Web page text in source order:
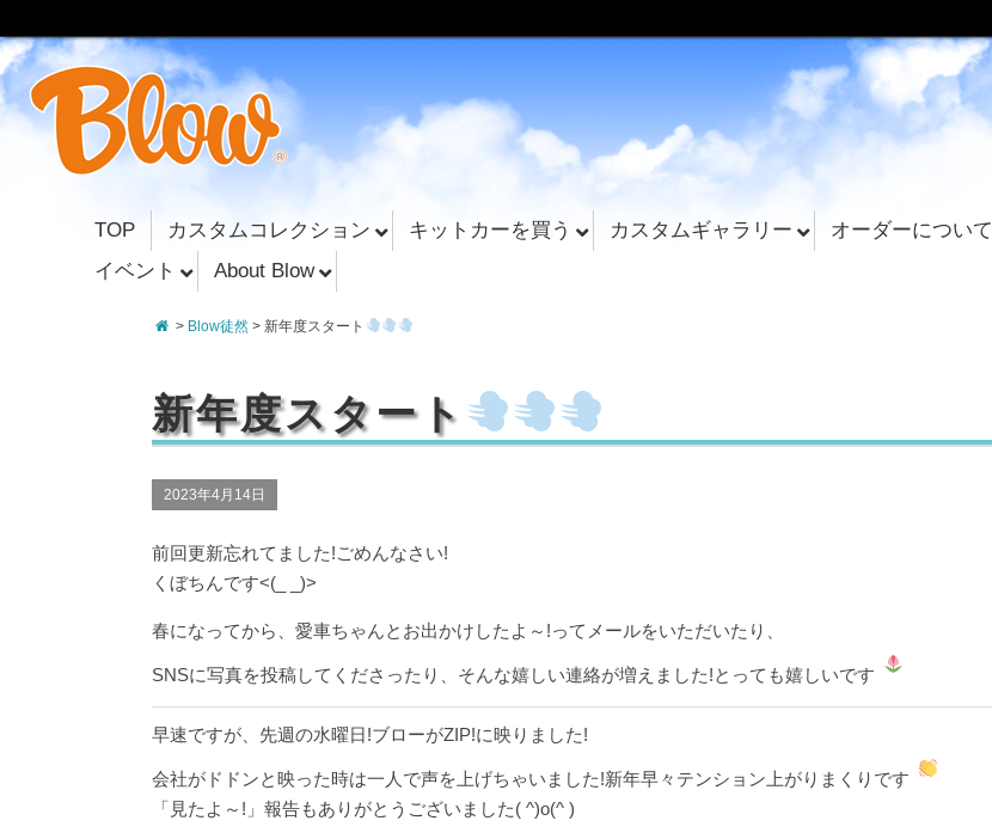
TOP カスタムコレクション キットカーを買う カスタムギャラリー オーダーについて
イベント
About Blow
> Blow徒然> 新年度スタート
新年度スタート
2023年4月14日
前回更新忘れてました!ごめんなさい!
くぼちんです<(_ _)>
春になってから、愛車ちゃんとお出かけしたよ～!ってメールをいただいたり、
SNSに写真を投稿してくださったり、そんな嬉しい連絡が増えました!とっても嬉しいです
早速ですが、先週の水曜日!ブローがZIP!に映りました!
会社がドドンと映った時は一人で声を上げちゃいました!新年早々テンション上がりまくりです
「見たよ～!」報告もありがとうございました( ^)o(^ )